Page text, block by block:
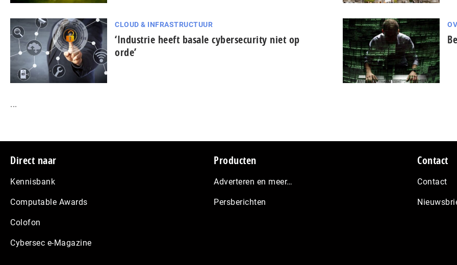
CLOUD & INFRASTRUCTUUR
‘Industrie heeft basale cybersecurity niet op
orde’
...
Footer
Direct naar
Kennisbank
Computable Awards
Colofon
Cybersec e-Magazine
Producten
Adverteren en meer…
Persberichten
Contact
Contact